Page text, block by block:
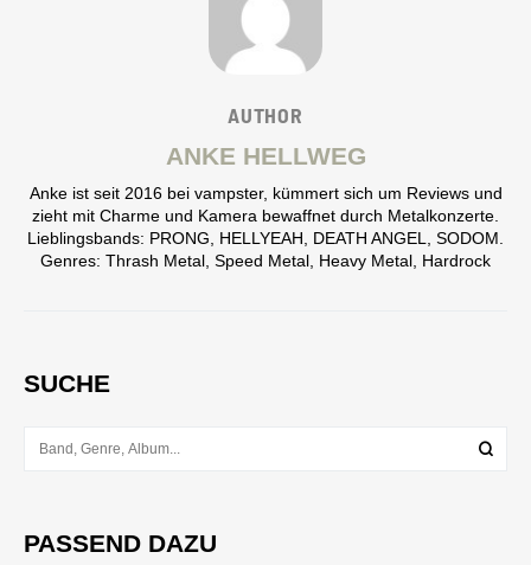
AUTHOR
ANKE HELLWEG
Anke ist seit 2016 bei vampster, kümmert sich um Reviews und
zieht mit Charme und Kamera bewaffnet durch Metalkonzerte.
Lieblingsbands: PRONG, HELLYEAH, DEATH ANGEL, SODOM.
Genres: Thrash Metal, Speed Metal, Heavy Metal, Hardrock
SUCHE
PASSEND DAZU